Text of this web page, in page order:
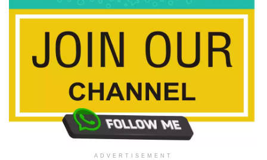
ADVERTISEMENT